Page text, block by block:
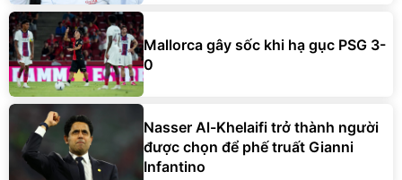
Mallorca gây sốc khi hạ gục PSG 3-
0
Nasser Al-Khelaifi trở thành người
được chọn để phế truất Gianni
Infantino